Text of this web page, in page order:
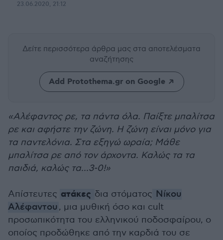
23.06.2020, 21:12
Δείτε περισσότερα άρθρα μας στα αποτελέσματα
αναζήτησης
Add Protothema.gr on Google
«Αλέφαντος ρε, τα πάντα όλα. Παίξτε μπαλίτσα
ρε και αφήστε την ζώνη. Η ζώνη είναι μόνο για
τα παντελόνια. Στα εξηγώ ωραία; Μάθε
μπαλίτσα ρε από τον άρχοντα. Καλώς τα τα
παιδιά, καλώς τα...3-0!»
Απίστευτες ατάκες δια στόματος Νίκου
Αλέφαντου , μια μυθική όσο και cult
προσωπικότητα του ελληνικού ποδοσφαίρου, ο
οποίος προδώθηκε από την καρδιά του σε